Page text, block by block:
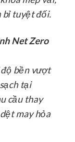
bỉ tuyệt đối.
Net Zero
bền vượt
tại
cầu thay
may hỏa